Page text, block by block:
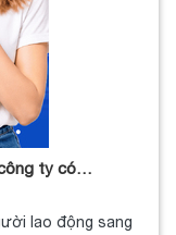
ty có…
lao động sang